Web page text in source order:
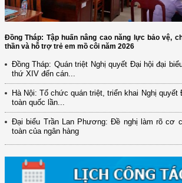
Đồng Tháp: Tập huấn nâng cao năng lực bảo vệ,
thần và hỗ trợ trẻ em mồ côi năm 2026
Đồng Tháp: Quán triệt Nghị quyết Đại hội đại
thứ XIV đến cán...
Hà Nội: Tổ chức quán triệt, triển khai Nghị quyết
toàn quốc lần...
Đại biểu Trần Lan Phương: Đề nghị làm rõ cơ
toàn của ngân hàng
(12/TB-HĐKH) V/v đăng ký, đề xuất nhiệm vụ
đổi mới ...
(898/KH/ĐCT) Kế hoạch thực hiện Quyết định số
(417/QĐ-BNNMT) Quyết định phê duyệt Chương
xây dựng ...